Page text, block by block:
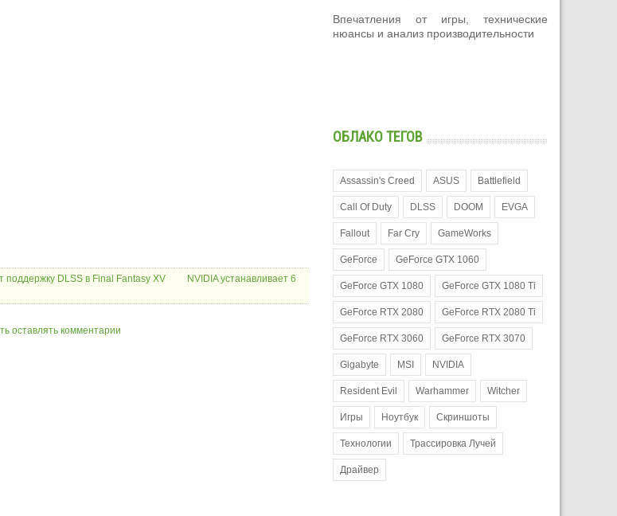
поддержку DLSS в Final Fantasy XV
NVIDIA устанавливает 6
оставлять комментарии
Впечатления от игры, технические
нюансы и анализ производительности
ОБЛАКО ТЕГОВ
Assassin's Creed ASUS Battlefield
Call Of Duty DLSS DOOM EVGA
Fallout Far Cry GameWorks
GeForce GeForce GTX 1060
GeForce GTX 1080 GeForce GTX 1080 Ti
GeForce RTX 2080 GeForce RTX 2080 Ti
GeForce RTX 3060 GeForce RTX 3070
Gigabyte MSI NVIDIA
Resident Evil Warhammer Witcher
Игры Ноутбук Скриншоты
Технологии Трассировка Лучей
Драйвер